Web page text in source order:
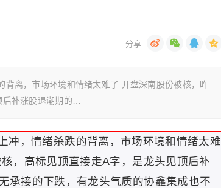
背离，市场环境和情绪太难了 开盘深南股份被核，昨
补涨股退潮期的…
冲，情绪杀跌的背离，市场环境和情绪太难
，高标见顶直接走A字，是龙头见顶后补
承接的下跌，有龙头气质的协鑫集成也不